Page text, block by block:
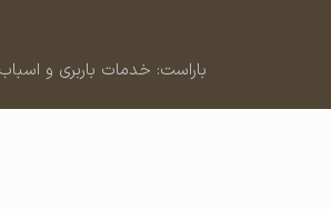
باراست: خدمات باربری و اسباب